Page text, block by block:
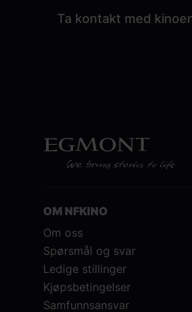
Ta kontakt med
OM NFKINO
Om oss
Spørsmål og svar
Ledige stillinger
Kjøpsbetingelser
Samfunnsansvar